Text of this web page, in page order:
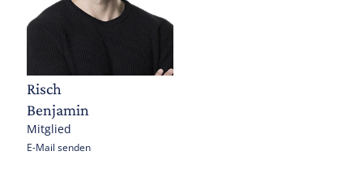
Risch
Benjamin
Mitglied
E-Mail senden